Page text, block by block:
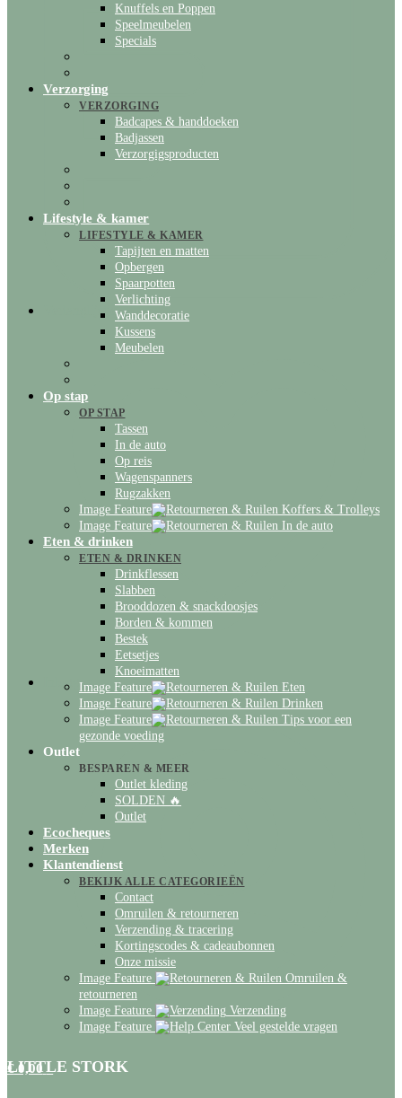
Verlanglijstje
Inloggen
€0,00 0
Knuffels en Poppen
Speelmeubelen
Specials
Verzorging
VERZORGING
Badcapes & handdoeken
Badjassen
Verzorgigsproducten
Lifestyle & kamer
LIFESTYLE & KAMER
Tapijten en matten
Opbergen
Spaarpotten
Verlichting
Wanddecoratie
Kussens
Meubelen
Op stap
OP STAP
Tassen
In de auto
Op reis
Wagenspanners
Rugzakken
Image Feature
Koffers & Trolleys
Image Feature
In de auto
Eten & drinken
ETEN & DRINKEN
Drinkflessen
Slabben
Brooddozen & snackdoosjes
Borden & kommen
Bestek
Eetsetjes
Knoeimatten
Image Feature
Eten
Image Feature
Drinken
Image Feature
Tips voor een
gezonde voeding
Outlet
BESPAREN & MEER
Outlet kleding
SOLDEN 🔥
Outlet
Ecocheques
Merken
Klantendienst
BEKIJK ALLE CATEGORIEËN
Contact
Omruilen & retourneren
Verzending & tracering
Kortingscodes & cadeaubonnen
Onze missie
Image Feature
Omruilen &
retourneren
Image Feature
Verzending
Image Feature
Veel gestelde vragen
LITTLE STORK